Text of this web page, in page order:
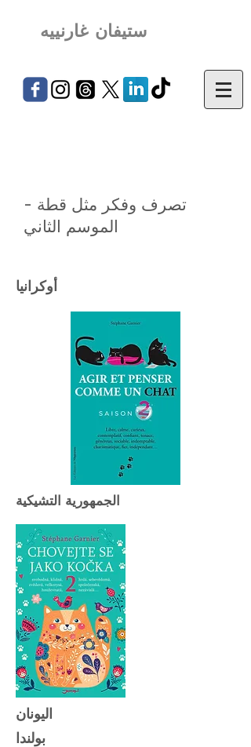
ستيفان غارنييه
تصرف وفكر مثل قطة -
الموسم الثاني
أوكرانيا
الجمهورية التشيكية
اليونان
بولندا